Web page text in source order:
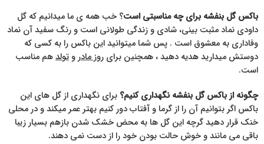
باکس گل بنفشه برای چه مناسبتی است؟ خب همه ی ما میدانیم که گل
داودی نماد مثبت بینی، شادی و زندگی طولانی است و رنگ سفید آن نماد
وفاداری به معشوق است . پس شما میتوانید این باکس را به کسی که
دوستش میدارید هدیه دهید ، همچنین برای روز مادرو تولدهم مناسب
است.
چگونه از باکس گل بنفشه نگهداری کنیم؟ برای نگهداری از گل های این
باکس اگر بتوانیم آن را از گرما و آفتاب دور کنیم بهتر عمر میکند و در محلی
خنک قرار دهید گرچه این گل ها به محض خشک شدن بازهم بسیار زیبا
باقی می مانند و خوش حالت بودن خود را از دست نمی دهند.